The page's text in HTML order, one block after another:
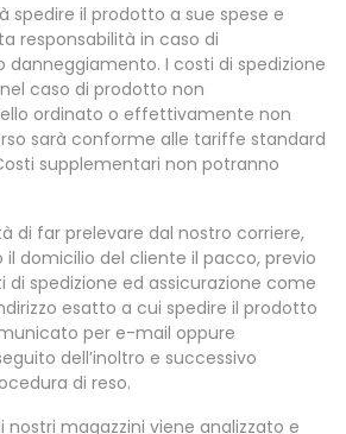
spedire il prodotto a sue spese e
responsabilità in caso di
I costi di spedizione
caso di prodotto non
ordinato o effettivamente non
sarà conforme alle tariffe standard
supplementari non potranno
di far prelevare dal nostro corriere,
domicilio del cliente il pacco, previo
spedizione ed assicurazione come
esatto a cui spedire il prodotto
per e-mail oppure
dell’inoltro e successivo
di reso.
magazzini viene analizzato e